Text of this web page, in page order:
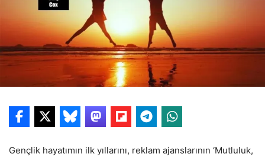
Gençlik hayatımın ilk yıllarını, reklam ajanslarının ‘Mutluluk,